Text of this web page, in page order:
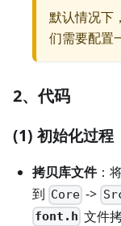
默认情况下，
们需要配置
2、代码
(1) 初始化过程
拷贝库文件：
到 Core ->
font.h 文件